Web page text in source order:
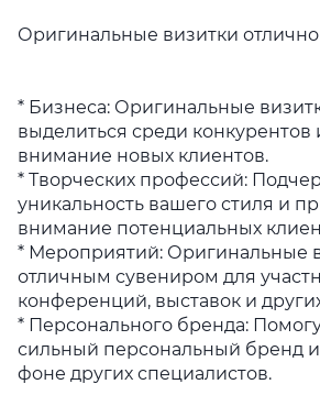
Оригинальные визитки отлично
* Бизнеса: Оригинальные
выделиться среди конкурентов
внимание новых клиентов.
* Творческих профессий:
уникальность вашего стиля и
внимание потенциальных
* Мероприятий: Оригинальные
отличным сувениром для
конференций, выставок и
* Персонального бренда:
сильный персональный бренд
фоне других специалистов.